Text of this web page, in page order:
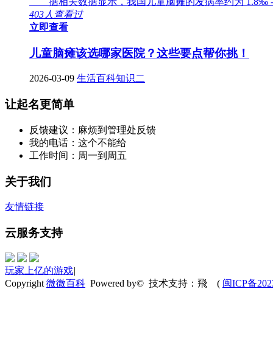
403人查看过
立即查看
儿童脑瘫该选哪家医院？这些要点帮你挑！
2026-03-09 生活百科知识二
让起名更简单
反馈建议：麻烦到管理处反馈
我的电话：这个不能给
工作时间：周一到周五
关于我们
友情链接
云服务支持
玩家上亿的游戏|
Copyright 微微百科 Powered by© 技术支持：飛 ( 闽ICP备